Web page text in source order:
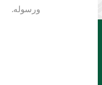
ورسوله.